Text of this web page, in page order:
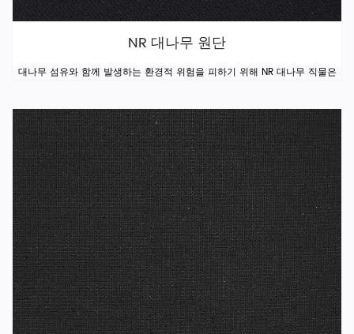
NR 대나무 원단
대나무 섬유와 함께 발생하는 환경적 위험을 피하기 위해 NR 대나무 직물은